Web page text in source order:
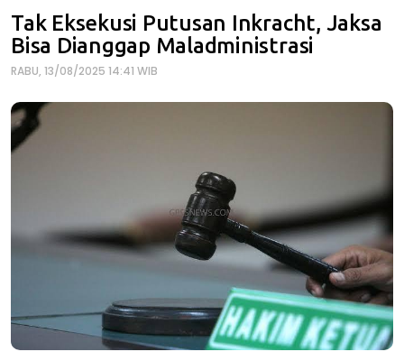
Tak Eksekusi Putusan Inkracht, Jaksa
Bisa Dianggap Maladministrasi
RABU, 13/08/2025 14:41 WIB